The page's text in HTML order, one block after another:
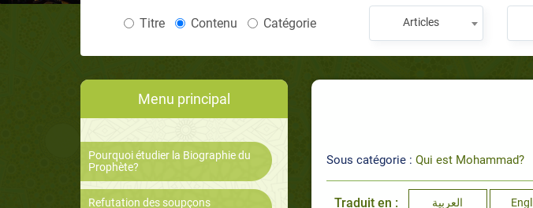
Titre Contenu Catégorie Articles
Menu principal
Pourquoi étudier la Biographie du
Prophète?
Refutation des soupçons
Sous catégorie : Qui est Mohammad?
Traduit en : العربية